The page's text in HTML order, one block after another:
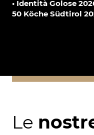
• Identità Golose
50 Köche Südtirol
Le